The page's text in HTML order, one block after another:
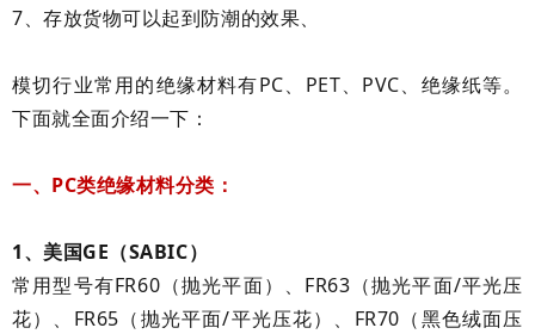
7、存放货物可以起到防潮的效果、
模切行业常用的绝缘材料有PC、PET、PVC、绝缘纸等。
下面就全面介绍一下：
一、PC类绝缘材料分类：
1、美国GE（SABIC）
常用型号有FR60（抛光平面）、FR63（抛光平面/平光压
花）、FR65（抛光平面/平光压花）、FR70（黑色绒面压